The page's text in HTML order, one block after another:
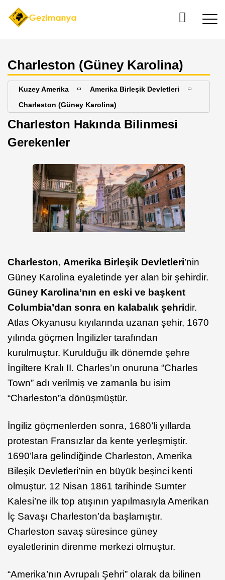
Charleston (Güney Karolina)
Kuzey Amerika
Amerika Birleşik Devletleri
Charleston (Güney Karolina)
Charleston Hakında Bilinmesi
Gerekenler
Charleston, Amerika Birleşik Devletleri’nin
Güney Karolina eyaletinde yer alan bir şehirdir.
Güney Karolina’nın en eski ve başkent
Columbia’dan sonra en kalabalık şehridir.
Atlas Okyanusu kıyılarında uzanan şehir, 1670
yılında göçmen İngilizler tarafından
kurulmuştur. Kurulduğu ilk dönemde şehre
İngiltere Kralı II. Charles’ın onuruna “Charles
Town” adı verilmiş ve zamanla bu isim
“Charleston”a dönüşmüştür.
İngiliz göçmenlerden sonra, 1680’li yıllarda
protestan Fransızlar da kente yerleşmiştir.
1690’lara gelindiğinde Charleston, Amerika
Bileşik Devletleri’nin en büyük beşinci kenti
olmuştur. 12 Nisan 1861 tarihinde Sumter
Kalesi’ne ilk top atışının yapılmasıyla Amerikan
İç Savaşı Charleston’da başlamıştır.
Charleston savaş süresince güney
eyaletlerinin direnme merkezi olmuştur.
“Amerika’nın Avrupalı Şehri” olarak da bilinen